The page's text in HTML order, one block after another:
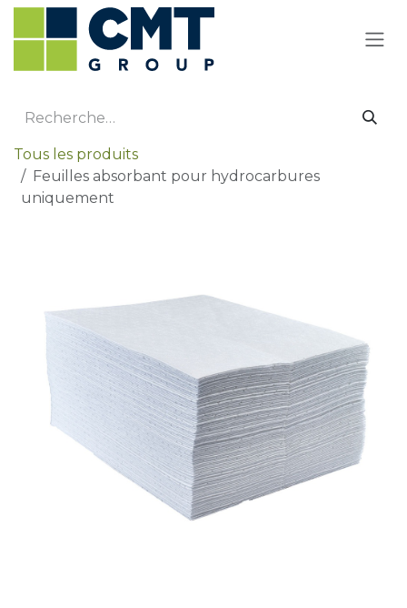
Se rendre au contenu
Tous les produits
Feuilles absorbant pour hydrocarbures
uniquement